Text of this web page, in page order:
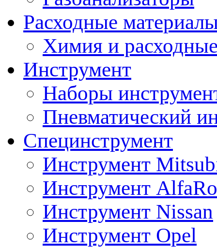
Расходные
Химия и
Инструмент
Наборы
Пневматический
Специнструмент
Инструмент
Инструмент
Инструмент Nissan
Инструмент Opel